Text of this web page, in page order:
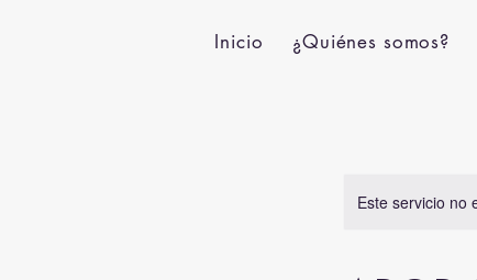
Inicio ¿Quiénes somos?
Este servicio no